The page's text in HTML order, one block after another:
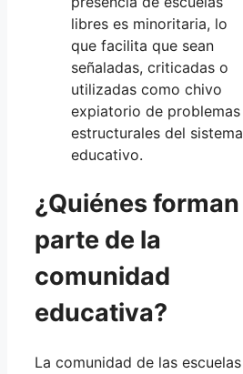
libres es minoritaria, lo
que facilita que sean
señaladas, criticadas o
utilizadas como chivo
expiatorio de problemas
estructurales del sistema
educativo.
¿Quiénes forman
parte de la
comunidad
educativa?
La comunidad de las escuelas